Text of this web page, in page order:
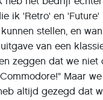
ik 'Retro' en
stellen, en
van een
zeggen dat we
Maar
altijd gezegd dat